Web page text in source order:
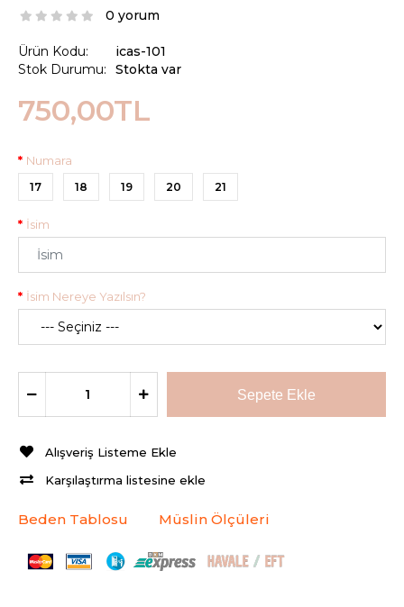
0 yorum
Ürün Kodu:
Stok Durumu:
icas-101
Stokta var
750,00TL
Numara
17 18 19 20 21
İsim
İsim Nereye Yazılsın?
Alışveriş Listeme Ekle
Karşılaştırma listesine ekle
Beden Tablosu Müslin Ölçüleri